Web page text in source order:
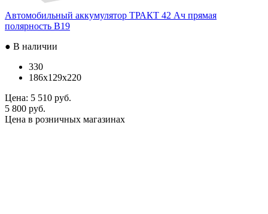
Автомобильный аккумулятор ТРАКТ 42 Ач прямая
полярность B19
● В наличии
330
186x129x220
Цена: 5 510 руб.
5 800 руб.
Цена в розничных магазинах